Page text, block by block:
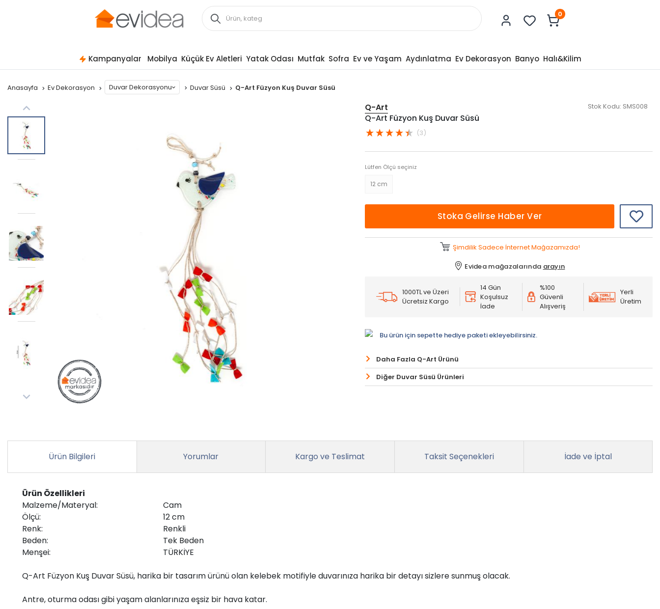
0
Kampanyalar Mobilya Küçük Ev Aletleri Yatak Odası Mutfak Sofra Ev ve Yaşam Aydınlatma Ev Dekorasyon Banyo Halı&Kilim
Anasayfa Ev Dekorasyon Duvar Dekorasyonu Duvar Süsü Q-Art Füzyon Kuş Duvar Süsü
Q-Art Stok Kodu: SMS008
Q-Art Füzyon Kuş Duvar Süsü
(3)
Lütfen Ölçü seçiniz
12 cm
Stoka Gelirse Haber Ver
Şimdilik Sadece İnternet Mağazamızda!
Evidea mağazalarında arayın
1000TL ve Üzeri
Ücretsiz Kargo
14 Gün
Koşulsuz
İade
%100
Güvenli
Alışveriş
Yerli
Üretim
Bu ürün için sepette hediye paketi ekleyebilirsiniz.
Daha Fazla Q-Art Ürünü
Diğer Duvar Süsü Ürünleri
Ürün Bilgileri Yorumlar Kargo ve Teslimat Taksit Seçenekleri İade ve İptal
Ürün Özellikleri
Malzeme/Materyal:
Cam
Ölçü:
12 cm
Renk:
Renkli
Beden:
Tek Beden
Menşei:
TÜRKİYE
Q-Art Füzyon Kuş Duvar Süsü, harika bir tasarım ürünü olan kelebek motifiyle duvarınıza harika bir detayı sizlere sunmuş olacak.
Antre, oturma odası gibi yaşam alanlarınıza eşsiz bir hava katar.